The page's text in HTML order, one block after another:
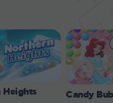
Candy